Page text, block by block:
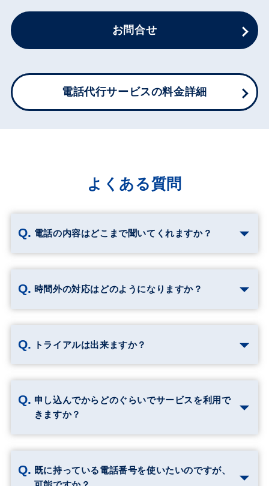
お問合せ
電話代行サービスの料金詳細
よくある質問
電話の内容はどこまで聞いてくれますか？
時間外の対応はどのようになりますか？
トライアルは出来ますか？
申し込んでからどのぐらいでサービスを利用で
きますか？
既に持っている電話番号を使いたいのですが、